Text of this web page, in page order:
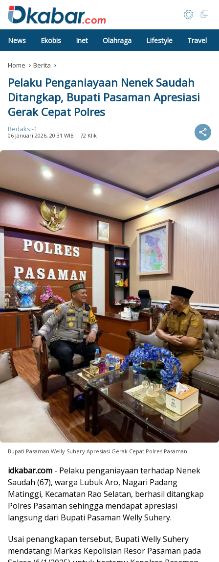
News Ekobis Inet Olahraga Lifestyle Travel
Home Berita
Pelaku Penganiayaan Nenek Saudah
Ditangkap, Bupati Pasaman Apresiasi
Gerak Cepat Polres
Redaksi-1
06 Januari 2026, 20:31 WIB | 72 Klik
Bupati Pasaman Welly Suhery Apresiasi Gerak Cepat Polres Pasaman
idkabar.com - Pelaku penganiayaan terhadap Nenek
Saudah (67), warga Lubuk Aro, Nagari Padang
Matinggi, Kecamatan Rao Selatan, berhasil ditangkap
Polres Pasaman sehingga mendapat apresiasi
langsung dari Bupati Pasaman Welly Suhery.
Usai penangkapan tersebut, Bupati Welly Suhery
mendatangi Markas Kepolisian Resor Pasaman pada